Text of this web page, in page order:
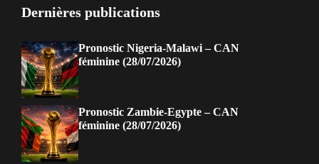
Dernières publications
Pronostic Nigeria-Malawi – CAN
féminine (28/07/2026)
Pronostic Zambie-Egypte – CAN
féminine (28/07/2026)